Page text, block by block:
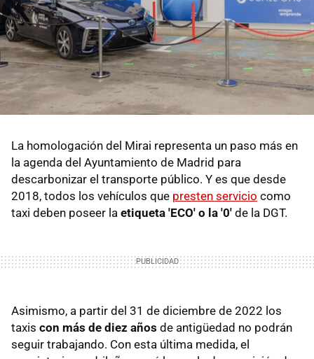
La homologación del Mirai representa un paso más en
la agenda del Ayuntamiento de Madrid para
descarbonizar el transporte público. Y es que desde
2018, todos los vehículos que presten servicio como
taxi deben poseer la etiqueta 'ECO' o la '0' de la DGT.
Asimismo, a partir del 31 de diciembre de 2022 los
taxis con más de diez años de antigüedad no podrán
seguir trabajando. Con esta última medida, el